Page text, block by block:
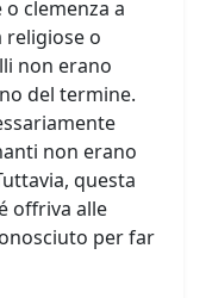
clemenza a
o
non erano
del termine.
non erano
questa
offriva alle
per far